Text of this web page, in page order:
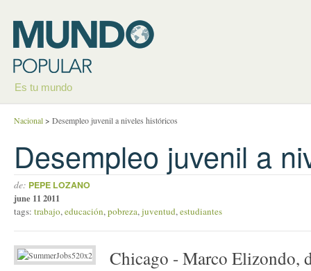
Es tu mundo
Nacional> Desempleo juvenil a niveles históricos
Desempleo juvenil a
de: PEPE LOZANO
june 11 2011
tags: trabajo,educación,pobreza,juventud,estudiantes
Chicago - Marco Elizondo,